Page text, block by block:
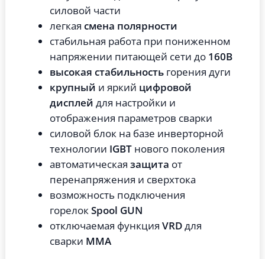
силовой части
легкая смена полярности
стабильная работа при пониженном
напряжении питающей сети до 160В
высокая стабильность горения дуги
крупный и яркий цифровой
дисплей для настройки и
отображения параметров сварки
силовой блок на базе инверторной
технологии IGBT нового поколения
автоматическая защита от
перенапряжения и сверхтока
возможность подключения
горелок Spool GUN
отключаемая функция VRDдля
сварки ММА